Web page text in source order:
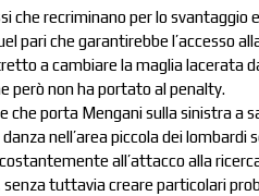
che recriminano per lo svantaggio
pari che garantirebbe l’accesso
a cambiare la maglia lacerata
però non ha portato al penalty.
che porta Mengani sulla sinistra
nell’area piccola dei lombardi
all’attacco alla
tuttavia creare particolari